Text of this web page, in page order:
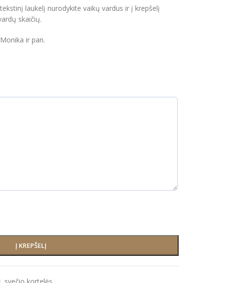
laukelį nurodykite vaikų vardus ir į krepšelį
skaičių.
ir pan.
Į KREPŠELĮ